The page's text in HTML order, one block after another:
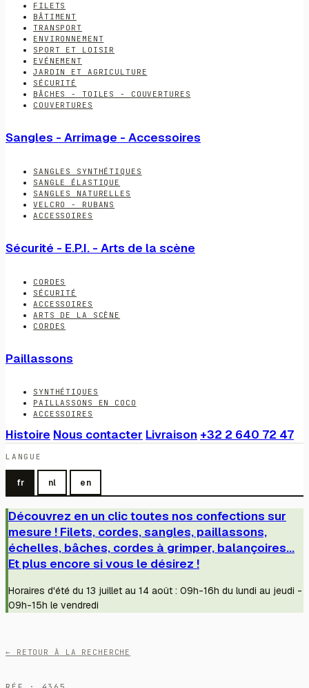
FILETS
BÂTIMENT
TRANSPORT
ENVIRONNEMENT
SPORT ET LOISIR
EVÉNEMENT
JARDIN ET AGRICULTURE
SÉCURITÉ
BÂCHES - TOILES - COUVERTURES
COUVERTURES
Sangles - Arrimage - Accessoires
SANGLES SYNTHÉTIQUES
SANGLE ÉLASTIQUE
SANGLES NATURELLES
VELCRO - RUBANS
ACCESSOIRES
Sécurité - E.P.I. - Arts de la scène
CORDES
SÉCURITÉ
ACCESSOIRES
ARTS DE LA SCÈNE
CORDES
Paillassons
SYNTHÉTIQUES
PAILLASSONS EN COCO
ACCESSOIRES
Histoire Nous contacter Livraison +32 2 640 72 47
LANGUE
fr nl en
Découvrez en un clic toutes nos confections sur
mesure ! Filets, cordes, sangles, paillassons,
échelles, bâches, cordes à grimper, balançoires...
Et plus encore si vous le désirez !
Horaires d'été du 13 juillet au 14 août : 09h-16h du lundi au jeudi -
09h-15h le vendredi
← RETOUR À LA RECHERCHE